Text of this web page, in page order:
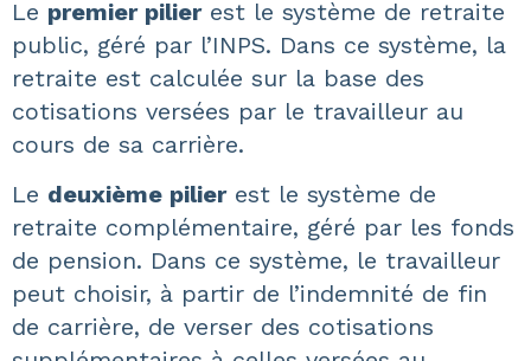
Le premier pilierest le système de retraite
public, géré par l’INPS. Dans ce système, la
retraite est calculée sur la base des
cotisations versées par le travailleur au
cours de sa carrière.
Le deuxième pilierest le système de
retraite complémentaire, géré par les fonds
de pension. Dans ce système, le travailleur
peut choisir, à partir de l’indemnité de fin
de carrière, de verser des cotisations